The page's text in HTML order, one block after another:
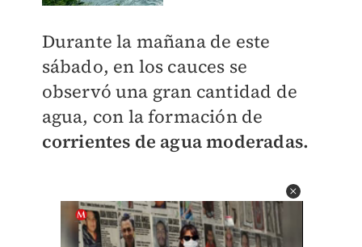
Durante la mañana de este
sábado, en los cauces se
observó una gran cantidad de
agua, con la formación de
corrientes de agua moderadas.